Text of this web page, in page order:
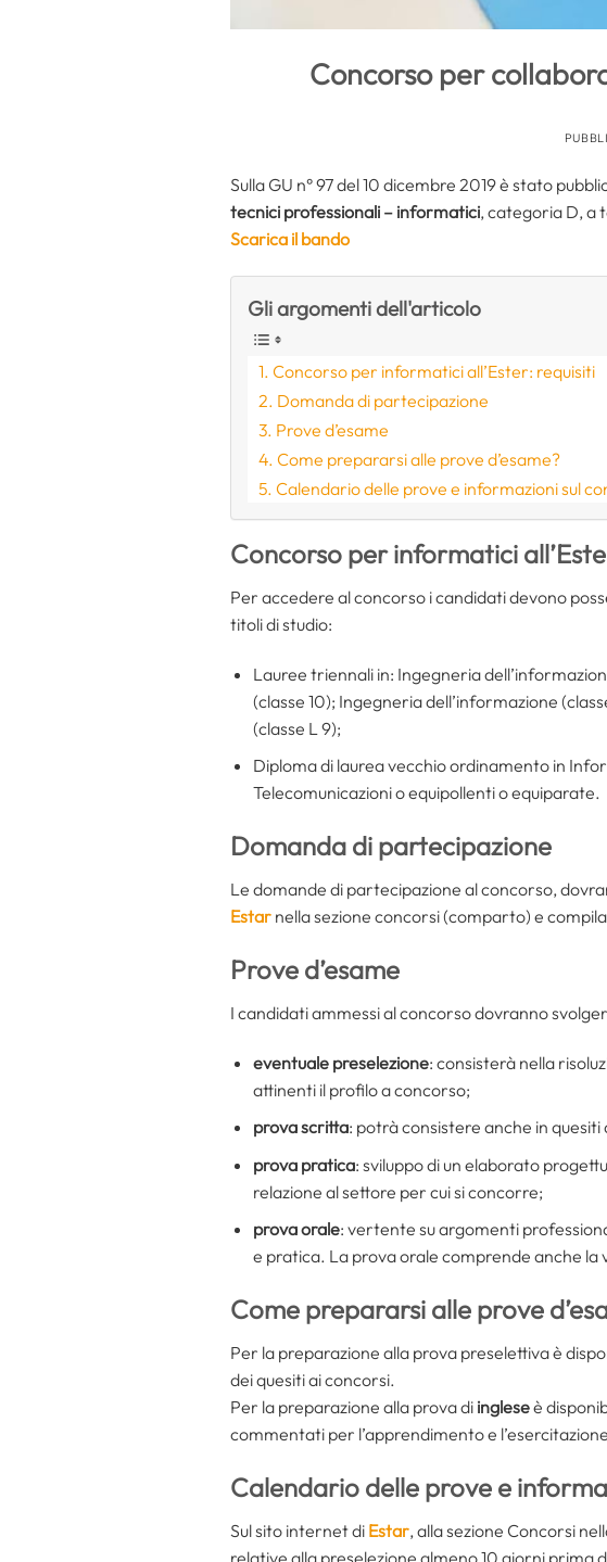
Concorso per
Sulla GU n° 97 del 10 dicembre 2019 è stato
tecnici professionali – informatici, categoria D, a
Scarica il bando
Gli argomenti dell'articolo
Concorso per informatici all’Ester: requisiti
Domanda di partecipazione
Prove d’esame
Come prepararsi alle prove d’esame?
Calendario delle prove e informazioni sul
Concorso per informatici
Per accedere al concorso i candidati devono
titoli di studio:
Lauree triennali in: Ingegneria
(classe 10); Ingegneria dell’informazione
(classe L 9);
Diploma di laurea vecchio ordinamento in
Telecomunicazioni o equipollenti o equiparate.
Domanda di partecipazione
Le domande di partecipazione al concorso,
Estar nella sezione concorsi (comparto) e
Prove d’esame
I candidati ammessi al concorso dovranno
eventuale preselezione: consisterà nella
attinenti il profilo a concorso;
prova scritta: potrà consistere anche in
prova pratica: sviluppo di un elaborato
relazione al settore per cui si concorre;
prova orale: vertente su argomenti
e pratica. La prova orale comprende anche la
Come prepararsi alle prove
Per la preparazione alla prova preselettiva è
dei quesiti ai concorsi.
Per la preparazione alla prova di ingleseè
commentati per l’apprendimento e
Calendario delle prove e
Sul sito internet di Estar, alla sezione Concorsi
relative alla preselezione almeno 10 giorni prima